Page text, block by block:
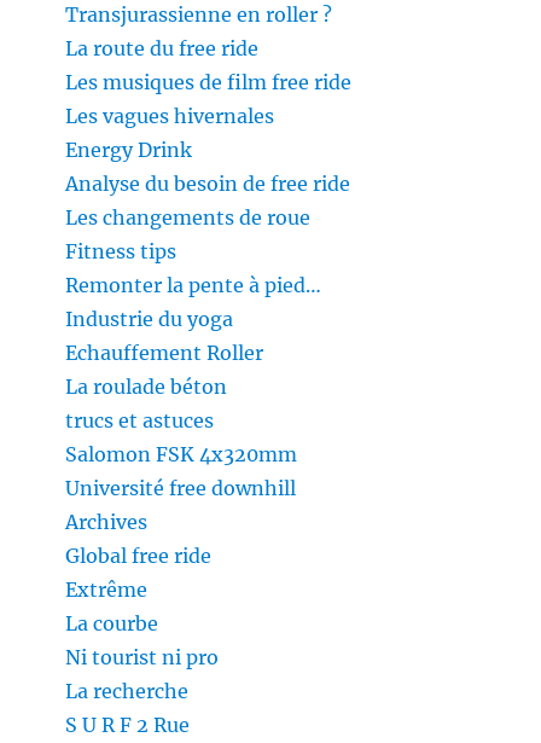
Transjurassienne en roller ?
La route du free ride
Les musiques de film free ride
Les vagues hivernales
Energy Drink
Analyse du besoin de free ride
Les changements de roue
Fitness tips
Remonter la pente à pied…
Industrie du yoga
Echauffement Roller
La roulade béton
trucs et astuces
Salomon FSK 4x320mm
Université free downhill
Archives
Global free ride
Extrême
La courbe
Ni tourist ni pro
La recherche
S U R F 2 Rue